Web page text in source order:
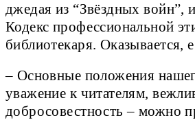
джедая из “Звёздных войн”,
Кодекс профессиональной
библиотекаря. Оказывается,
– Основные положения
уважение к читателям,
добросовестность – можно